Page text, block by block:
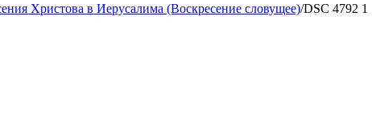
Христова в Иерусалима (Воскресение словущее)/DSC 4792 1